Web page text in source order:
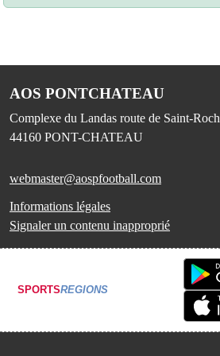
AOS PONTCHATEAU
Complexe du Landas route de Saint-Roch
44160 PONT-CHATEAU
webmaster@aospfootball.com
Informations légales
Signaler un contenu inapproprié
SPORTSREGIONS